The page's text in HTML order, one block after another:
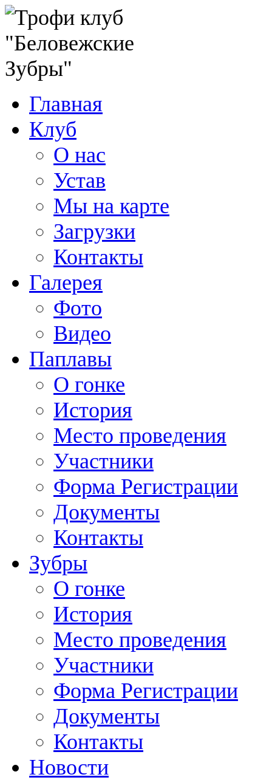
Главная
Клуб
О нас
Устав
Мы на карте
Загрузки
Контакты
Галерея
Фото
Видео
Паплавы
О гонке
История
Место проведения
Участники
Форма Регистрации
Документы
Контакты
Зубры
О гонке
История
Место проведения
Участники
Форма Регистрации
Документы
Контакты
Новости